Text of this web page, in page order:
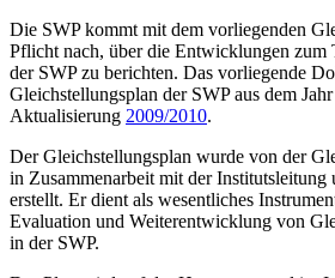
Die SWP kommt mit dem vorliegenden
Pflicht nach, über die Entwicklungen zum
der SWP zu berichten. Das vor­liegende
Gleichstellungsplan der SWP aus dem Jahr
Aktualisierung 2009/2010.
Der Gleichstellungsplan wurde von der
in Zusammenarbeit mit der Institutsleitung
erstellt. Er dient als wesentliches
Evaluation und Weiterentwicklung von
in der SWP.